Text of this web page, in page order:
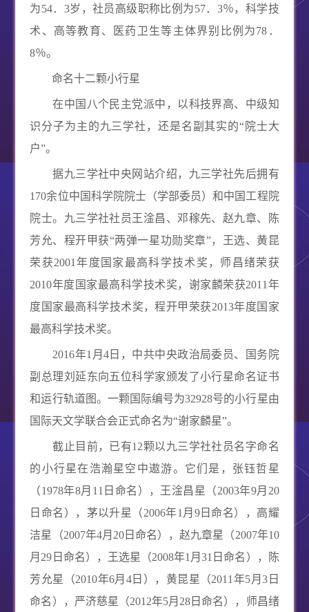
为54． 3岁，社员高级职称比例为57． 3％，科学技
术、高等教育、医药卫生等主体界别比例为78 ．
8％。
命名十二颗小行星
在中国八个民主党派中，以科技界高、中级知
识分子为主的九三学社，还是名副其实的“院士大
户”。
据九三学社中央网站介绍，九三学社先后拥有
170余位中国科学院院士（学部委员）和中国工程院
院士。九三学社社员王淦昌、邓稼先、赵九章、陈
芳允、程开甲获“两弹一星功勋奖章”，王选、黄昆
荣获2001 年度国家最高科学技术奖，师昌绪荣获
2010年度国家最高科学技术奖，谢家麟荣获2011 年
度国家最高科学技术奖，程开甲荣获2013年度国家
最高科学技术奖。
2016年1 月4 日，中共中央政治局委员、国务院
副总理刘延东向五位科学家颁发了小行星命名证书
和运行轨道图。一颗国际编号为32928号的小行星由
国际天文学联合会正式命名为“谢家麟星”。
截止目前，已有12颗以九三学社社员名字命名
的小行星在浩瀚星空中遨游。它们是，张钰哲星
（1978年8月 11 日命名），王淦昌星（2003年9月 20
日命名），茅以升星（2006年1 月 9日命名），高耀
洁星（2007年4月 20日命名），赵九章星（2007年10
月 29 日命名），王选星（2008年1 月31 日命名），陈
芳允星（2010年6月 4日），黄昆星（2011 年5月3 日
命名），严济慈星（2012年5月 28 日命名），师昌绪